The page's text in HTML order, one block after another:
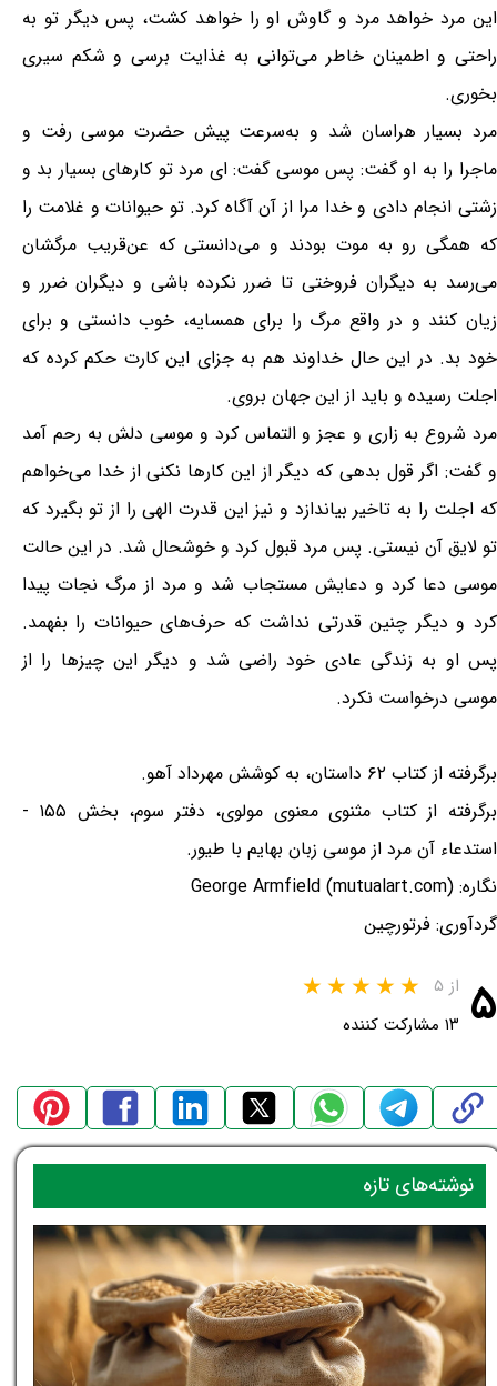
این مرد خواهد مرد و گاوش او را خواهد کشت، پس دیگر تو به
راحتی و اطمینان خاطر می‌توانی به غذایت برسی و شکم سیری
بخوری.
مرد بسیار هراسان شد و به‌سرعت پیش حضرت موسی رفت و
ماجرا را به او گفت: پس موسی گفت: ای مرد تو کارهای بسیار بد و
زشتی انجام دادی و خدا مرا از آن آگاه کرد. تو حیوانات و غلامت را
که همگی رو به موت بودند و می‌دانستی که عن‌قریب مرگشان
می‌رسد به دیگران فروختی تا ضرر نکرده باشی و دیگران ضرر و
زیان کنند و در واقع مرگ را برای همسایه، خوب دانستی و برای
خود بد. در این حال خداوند هم به جزای این کارت حکم کرده که
اجلت رسیده و باید از این جهان بروی.
مرد شروع به زاری و عجز و التماس کرد و موسی دلش به رحم آمد
و گفت: اگر قول بدهی که دیگر از این کارها نکنی از خدا می‌خواهم
که اجلت را به تاخیر بیاندازد و نیز این قدرت الهی را از تو بگیرد که
تو لایق آن نیستی. پس مرد قبول کرد و خوشحال شد. در این حالت
موسی دعا کرد و دعایش مستجاب شد و مرد از مرگ نجات پیدا
کرد و دیگر چنین قدرتی نداشت که حرف‌های حیوانات را بفهمد.
پس او به زندگی عادی خود راضی شد و دیگر این چیزها را از
موسی درخواست نکرد.
برگرفته از کتاب ۶۲ داستان، به کوشش مهرداد آهو.
برگرفته از کتاب مثنوی معنوی مولوی، دفتر سوم، بخش ۱۵۵ -
استدعاء آن مرد از موسی زبان بهایم با طیور.
نگاره: George Armfield (mutualart.com)
گردآوری: فرتورچین
۵ از ۵
۱۳ مشارکت کننده
نوشته‌های تازه